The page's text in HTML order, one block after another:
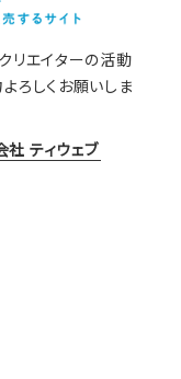
リエイターの活動
ろしくお願いしま
社 ティウェブ